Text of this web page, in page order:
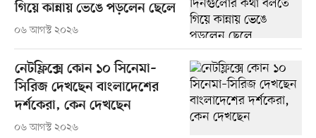
গিয়ে কান্নায় ভেঙে পড়লেন ছেলে
০৬ আগস্ট ২০২৬
নেটফ্লিক্সে কোন ১০ সিনেমা–
সিরিজ দেখছেন বাংলাদেশের
দর্শকেরা, কেন দেখছেন
০৬ আগস্ট ২০২৬